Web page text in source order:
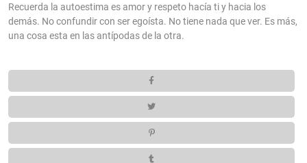
Recuerda la autoestima es amor y respeto hacía ti y hacia los
demás. No confundir con ser egoísta. No tiene nada que ver. Es más,
una cosa esta en las antípodas de la otra.